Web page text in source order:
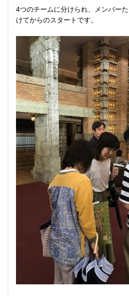
4つのチームに分けられ、メンバー
けてからのスタートです。